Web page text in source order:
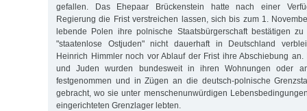
gefallen. Das Ehepaar Brückenstein hatte nach einer
Regierung die Frist verstreichen lassen, sich bis zum 1.
lebende Polen ihre polnische Staatsbürgerschaft bestätigen
"staatenlose Ostjuden" nicht dauerhaft in Deutschland
Heinrich Himmler noch vor Ablauf der Frist ihre Abschiebung
und Juden wurden bundesweit in ihren Wohnungen oder
festgenommen und in Zügen an die deutsch-polnische
gebracht, wo sie unter menschenunwürdigen
eingerichteten Grenzlager lebten.